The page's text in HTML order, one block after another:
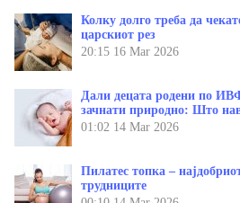
Колку долго треба да
царскиот рез
20:15 16 Mar 2026
Дали децата родени по
зачнати природно: Што
01:02 14 Mar 2026
Пилатес топка –
трудниците